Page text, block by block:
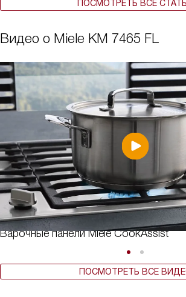
ПОСМОТРЕТЬ ВСЕ
Видео о Miele KM 7465 FL
Варочные панели Miele CookAssist
ПОСМОТРЕТЬ ВСЕ